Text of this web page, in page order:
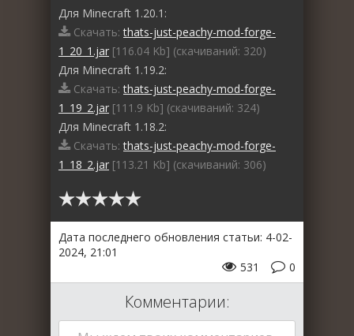
Для Minecraft 1.20.1:
Скачать:thats-just-peachy-mod-forge-
1_20_1.jar [116.04 Kb] (cкачиваний: 320)
Для Minecraft 1.19.2:
Скачать:thats-just-peachy-mod-forge-
1_19_2.jar [111.9 Kb] (cкачиваний: 324)
Для Minecraft 1.18.2:
Скачать:thats-just-peachy-mod-forge-
1_18_2.jar [113.21 Kb] (cкачиваний: 306)
Дата последнего обновления статьи: 4-02-
2024, 21:01
0
531
Комментарии: